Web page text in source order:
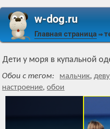
w-dog.ru
Главная страница ⇒
Дети у моря в купальной
Обои с тегом: мальчик,
настроение,обои